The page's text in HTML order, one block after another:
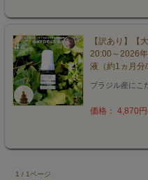
【訳あり】【
20:00～2026
液（約1ヵ月分
ブラジル産にこ
価格： 4,870
1 / 1ページ